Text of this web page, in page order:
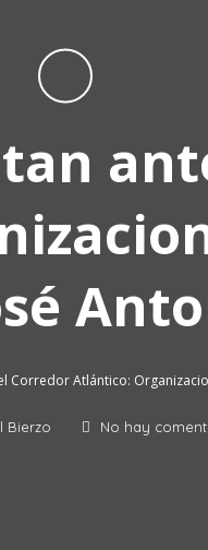
Corredor Atlántico:
Bierzo No hay